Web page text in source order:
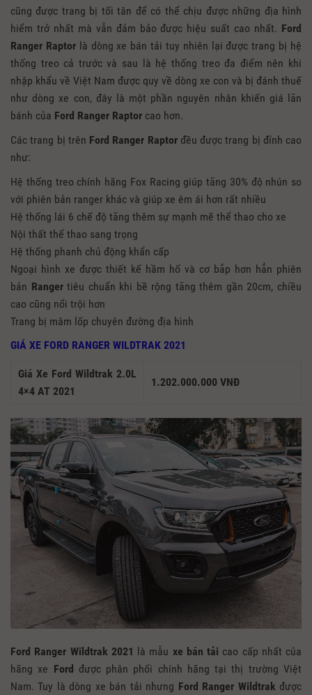
cũng được trang bị tối tân để có thể chịu được những địa hình
hiểm trở nhất mà vẫn đảm bảo được hiệu suất cao nhất. Ford
Ranger Raptorlà dòng xe bán tải tuy nhiên lại được trang bị hệ
thống treo cả trước và sau là hệ thống treo đa điểm nên khi
nhập khẩu về Việt Nam được quy về dòng xe con và bị đánh thuế
như dòng xe con, đây là một phần nguyên nhân khiến giá lăn
bánh của Ford Ranger Raptor cao hơn.
Các trang bị trên Ford Ranger Raptorđều được trang bị đỉnh cao
như:
Hệ thống treo chính hãng Fox Racing giúp tăng 30% độ nhún so
với phiên bản ranger khác và giúp xe êm ái hơn rất nhiều
Hệ thống lái 6 chế độ tăng thêm sự mạnh mẽ thể thao cho xe
Nội thất thể thao sang trọng
Hệ thống phanh chủ động khẩn cấp
Ngoại hình xe được thiết kế hầm hố và cơ bắp hơn hẳn phiên
bản Rangertiêu chuẩn khi bề rộng tăng thêm gần 20cm, chiều
cao cũng nổi trội hơn
Trang bị mâm lốp chuyên đường địa hình
GIÁ XE FORD RANGER WILDTRAK 2021
Giá Xe Ford Wildtrak 2.0L
4×4 AT 2021
1.202.000.000 VNĐ
Ford Ranger Wildtrak 2021 là mẫu xe bán tải cao cấp nhất của
hãng xe Ford được phân phối chính hãng tại thị trường Việt
Nam. Tuy là dòng xe bán tải nhưng Ford Ranger Wildtrak được